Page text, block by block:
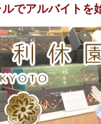
でアルバイトを